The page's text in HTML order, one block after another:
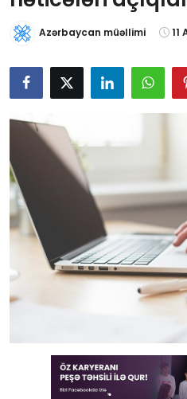
Haqqımızda
Reklam və elan
Biz kimik?
Bütün xəbərlər
Gündəlik
Rəsmi
Müsahibə
Azərbaycan müəllimi 11